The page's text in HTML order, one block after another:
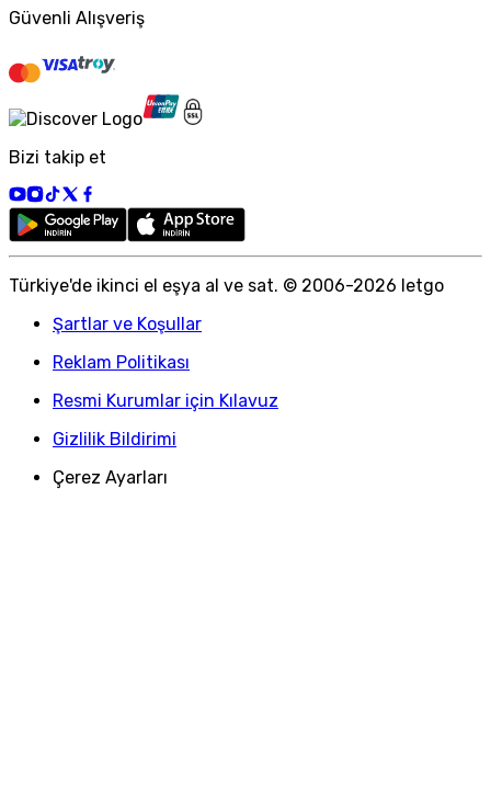
Güvenli Alışveriş
Bizi takip et
Türkiye'de ikinci el eşya al ve sat. © 2006-2026 letgo
Şartlar ve Koşullar
Reklam Politikası
Resmi Kurumlar için Kılavuz
Gizlilik Bildirimi
Çerez Ayarları